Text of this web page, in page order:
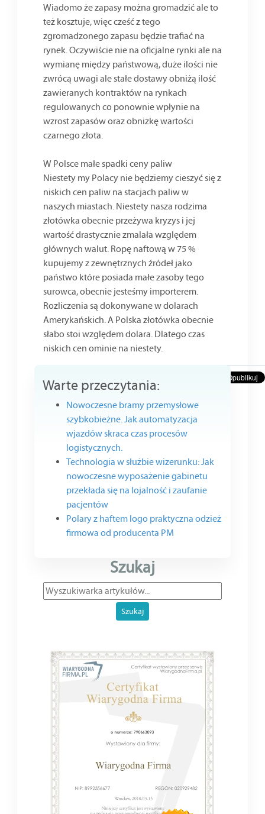
Wiadomo że zapasy można gromadzić ale to
też kosztuje, więc cześć z tego
zgromadzonego zapasu będzie trafiać na
rynek. Oczywiście nie na oficjalne rynki ale na
wymianę między państwową, duże ilości nie
zwrócą uwagi ale stałe dostawy obniżą ilość
zawieranych kontraktów na rynkach
regulowanych co ponownie wpłynie na
wzrost zapasów oraz obniżkę wartości
czarnego złota.
W Polsce małe spadki ceny paliw
Niestety my Polacy nie będziemy cieszyć się z
niskich cen paliw na stacjach paliw w
naszych miastach. Niestety nasza rodzima
złotówka obecnie przeżywa kryzys i jej
wartość drastycznie zmalała względem
głównych walut. Ropę naftową w 75 %
kupujemy z zewnętrznych źródeł jako
państwo które posiada małe zasoby tego
surowca, obecnie jesteśmy importerem.
Rozliczenia są dokonywane w dolarach
Amerykańskich. A Polska złotówka obecnie
słabo stoi względem dolara. Dlatego czas
niskich cen ominie na niestety.
Warte przeczytania:
Nowoczesne bramy przemysłowe
szybkobieżne. Jak automatyzacja
wjazdów skraca czas procesów
logistycznych.
Technologia w służbie wizerunku: Jak
nowoczesne wyposażenie gabinetu
przekłada się na lojalność i zaufanie
pacjentów
Polary z haftem logo praktyczna odzież
firmowa od producenta PM
Szukaj